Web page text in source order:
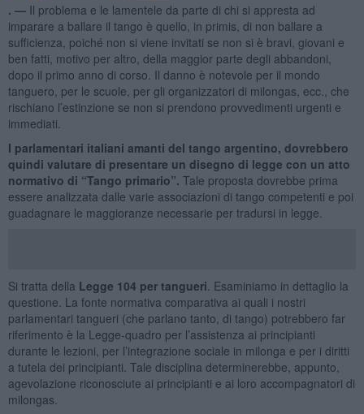
. — Il problema e le lamentele da parte di chi si appresta ad
imparare a ballare il tango è quello, in primis, di non ballare a
sufficienza, poiché non si viene invitati se non si è bravi, giovani e
ben fatti, motivo per altro, della maggior parte degli abbandoni,
dopo il primo anno di corso. Il danno è notevole per il mondo
tanguero, per le scuole, per gli organizzatori di milongas, ecc., che
rischiano l’estinzione se non si prendono provvedimenti urgenti e
immediati.
I parlamentari italiani amanti del tango argentino, dovrebbero
quindi valutare di presentare un disegno di legge con un atto
normativo di “Tango primario”. Tale proposta dovrebbe prima
essere analizzata dalle varie associazioni di tango competenti e poi
guadagnare le maggioranze necessarie per tradursi in legge.
Si tratta della Legge 104 per tangueri . Esaminiamo in dettaglio la
questione. La fonte normativa comparativa ai quali i nostri
parlamentari tangueri (che parlano tanto, di tango) potrebbero far
riferimento è la Legge-quadro per l’assistenza ai principianti
durante le lezioni, per l’integrazione sociale in milonga e per i diritti
a tutela dei principianti. Tale disciplina determinerebbe, appunto,
agevolazione riconosciute ai principianti e ai loro accompagnatori di
milongas.